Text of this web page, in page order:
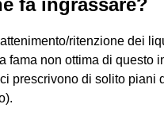
fa ingrassare?
ritenzione dei
fama non ottima di questo
prescrivono di solito piani